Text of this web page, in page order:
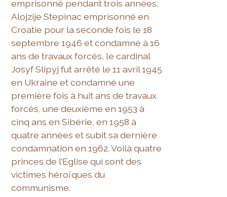
emprisonné pendant trois années,
Alojzije Stepinac emprisonné en
Croatie pour la seconde fois le 18
septembre 1946 et condamné à 16
ans de travaux forcés, le cardinal
Josyf Slipyj fut arrêté le 11 avril 1945
en Ukraine et condamné une
première fois à huit ans de travaux
forcés, une deuxième en 1953 à
cinq ans en Sibérie, en 1958 à
quatre années et subit sa dernière
condamnation en 1962. Voilà quatre
princes de l’Eglise qui sont des
victimes héroïques du
communisme.